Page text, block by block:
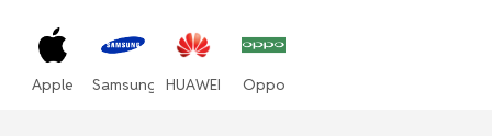
Apple Samsung HUAWEI Oppo